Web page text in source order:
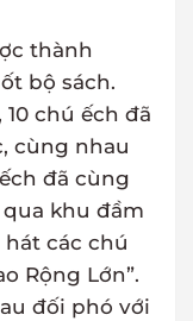
thành
bộ sách.
chú ếch đã
cùng nhau
đã cùng
khu đầm
các chú
Rộng Lớn”.
đối phó với